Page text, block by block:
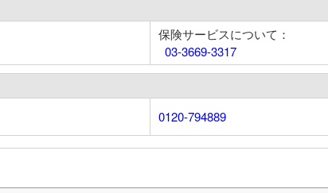
保険サービスについて：
03-3669-3317
0120-794889